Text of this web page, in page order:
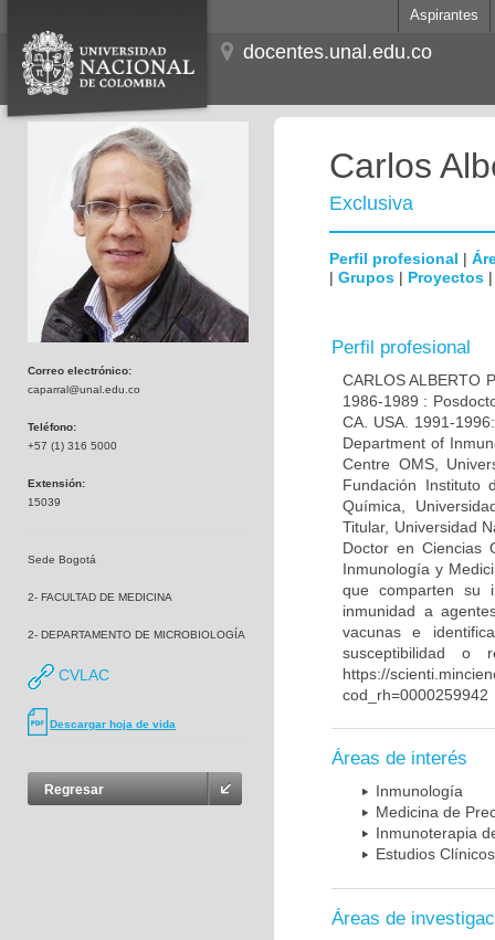
Aspirantes
docentes.unal.edu.co
Correo electrónico:
caparral@unal.edu.co
Teléfono:
+57 (1) 316 5000
Extensión:
15039
Sede Bogotá
2- FACULTAD DE MEDICINA
2- DEPARTAMENTO DE MICROBIOLOGÍA
CVLAC
Descargar hoja de vida
Regresar
Carlos
Exclusiva
Perfil profesional |
| Grupos | Proyectos
Perfil profesional
CARLOS ALBERTO
1986-1989 :
CA. USA. 1991-
Department of
Centre OMS,
Fundación Instituto
Química,
Titular, Universidad
Doctor en Ciencias
Inmunología y
que comparten su
inmunidad a
vacunas e
susceptibilidad o
https://
cod_rh=0000259942
Áreas de interés
Inmunología
Medicina de
Inmunoterapia
Estudios Clínicos
Áreas de